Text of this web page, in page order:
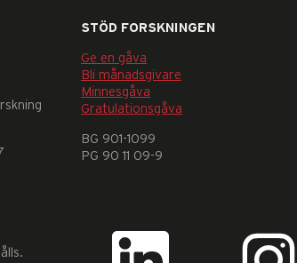
STÖD FORSKNINGEN
Ge en gåva
Bli månadsgivare
Minnesgåva
Gratulationsgåva
BG 901-1099
PG 90 11 09-9